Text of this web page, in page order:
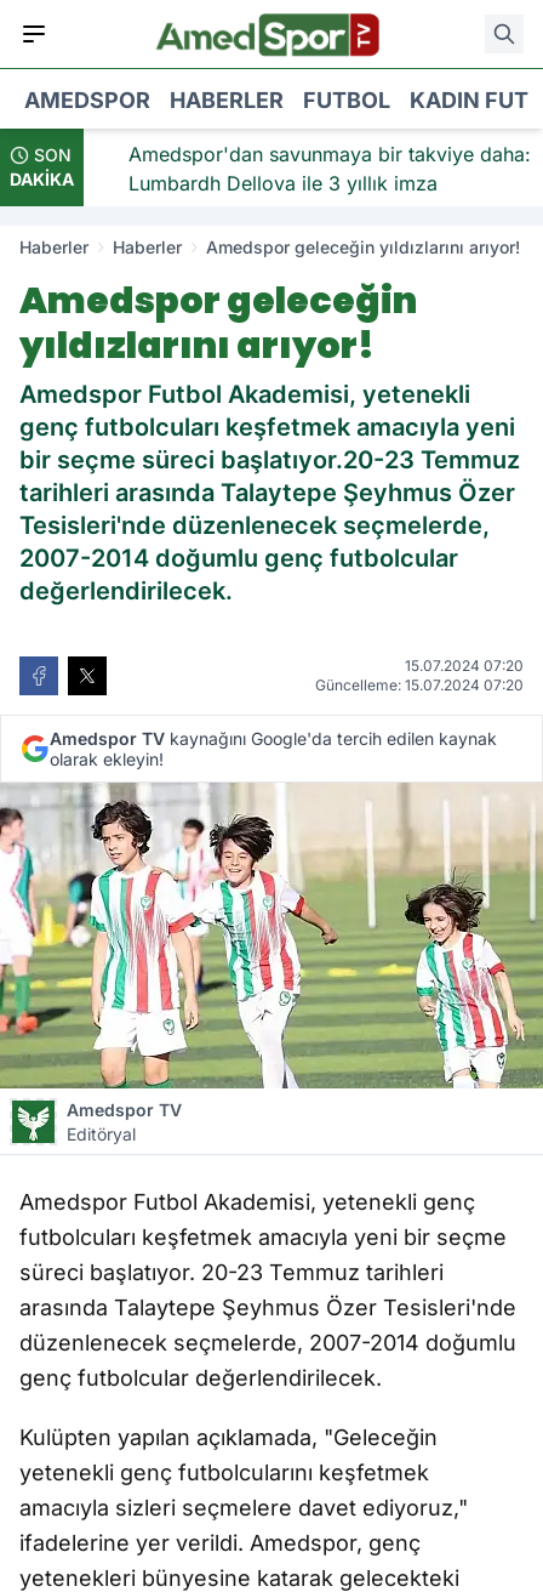
AMEDSPOR HABERLER FUTBOL KADIN
SON
DAKİKA
Amedspor'dan savunmaya bir takviye daha:
Lumbardh Dellova ile 3 yıllık imza
Haberler Haberler Amedspor geleceğin yıldızlarını arıyor!
Amedspor geleceğin
yıldızlarını arıyor!
Amedspor Futbol Akademisi, yetenekli
genç futbolcuları keşfetmek amacıyla yeni
bir seçme süreci başlatıyor.20-23 Temmuz
tarihleri arasında Talaytepe Şeyhmus Özer
Tesisleri'nde düzenlenecek seçmelerde,
2007-2014 doğumlu genç futbolcular
değerlendirilecek.
15.07.2024 07:20
Güncelleme: 15.07.2024 07:20
Amedspor TV kaynağını Google'da tercih edilen kaynak
olarak ekleyin!
Amedspor TV
Editöryal
Amedspor Futbol Akademisi, yetenekli genç
futbolcuları keşfetmek amacıyla yeni bir seçme
süreci başlatıyor. 20-23 Temmuz tarihleri
arasında Talaytepe Şeyhmus Özer Tesisleri'nde
düzenlenecek seçmelerde, 2007-2014 doğumlu
genç futbolcular değerlendirilecek.
Kulüpten yapılan açıklamada, "Geleceğin
yetenekli genç futbolcularını keşfetmek
amacıyla sizleri seçmelere davet ediyoruz,"
ifadelerine yer verildi. Amedspor, genç
yetenekleri bünyesine katarak gelecekteki